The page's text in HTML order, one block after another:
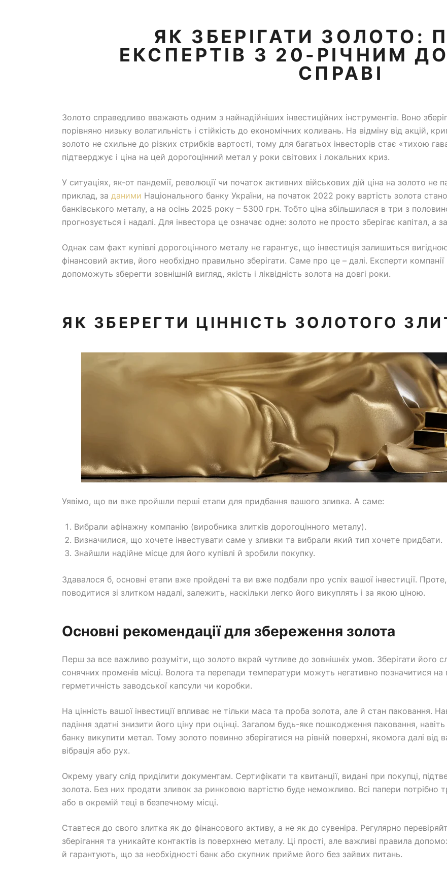
ЯК ЗБЕРІГАТИ ЗОЛОТО:
ЕКСПЕРТІВ З 20-РІЧНИМ
СПРАВІ
Золото справедливо вважають одним з найнадійніших інвестиційних інструментів. Воно
порівняно низьку волатильність і стійкість до економічних коливань. На відміну від акцій,
золото не схильне до різких стрибків вартості, тому для багатьох інвесторів стає «тихою
підтверджує і ціна на цей дорогоцінний метал у роки світових і локальних криз.
У ситуаціях, як-от пандемії, революції чи початок активних військових дій ціна на золото
приклад, за даними Національного банку України, на початок 2022 року вартість золота
банківського металу, а на осінь 2025 року – 5300 грн. Тобто ціна збільшилася в три з
прогнозується і надалі. Для інвестора це означає одне: золото не просто зберігає капітал, а
Однак сам факт купівлі дорогоцінного металу не гарантує, що інвестиція залишиться
фінансовий актив, його необхідно правильно зберігати. Саме про це – далі. Експерти
допоможуть зберегти зовнішній вигляд, якість і ліквідність золота на довгі роки.
ЯК ЗБЕРЕГТИ ЦІННІСТЬ ЗОЛОТОГО
Уявімо, що ви вже пройшли перші етапи для придбання вашого зливка. А саме:
Вибрали афінажну компанію (виробника злитків дорогоцінного металу).
Визначилися, що хочете інвестувати саме у зливки та вибрали який тип хочете придбати.
Знайшли надійне місце для його купівлі й зробили покупку.
Здавалося б, основні етапи вже пройдені та ви вже подбали про успіх вашої інвестиції.
поводитися зі злитком надалі, залежить, наскільки легко його викуплять і за якою ціною.
Основні рекомендації для збереження золота
Перш за все важливо розуміти, що золото вкрай чутливе до зовнішніх умов. Зберігати його
сонячних променів місці. Волога та перепади температури можуть негативно позначитися
герметичність заводської капсули чи коробки.
На цінність вашої інвестиції впливає не тільки маса та проба золота, але й стан паковання.
падіння здатні знизити його ціну при оцінці. Загалом будь-яке пошкодження паковання,
банку викупити метал. Тому золото повинно зберігатися на рівній поверхні, якомога далі
вібрація або рух.
Окрему увагу слід приділити документам. Сертифікати та квитанції, видані при покупці,
золота. Без них продати зливок за ринковою вартістю буде неможливо. Всі папери
або в окремій теці в безпечному місці.
Ставтеся до свого злитка як до фінансового активу, а не як до сувеніра. Регулярно
зберігання та уникайте контактів із поверхнею металу. Ці прості, але важливі правила
й гарантують, що за необхідності банк або скупник прийме його без зайвих питань.